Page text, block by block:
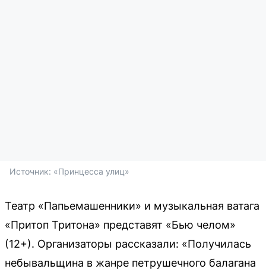
Источник: «Принцесса улиц»
Театр «Папьемашенники» и музыкальная ватага
«Притоп Тритона» представят «Бью челом»
(12+). Организаторы рассказали: «Получилась
небывальщина в жанре петрушечного балагана